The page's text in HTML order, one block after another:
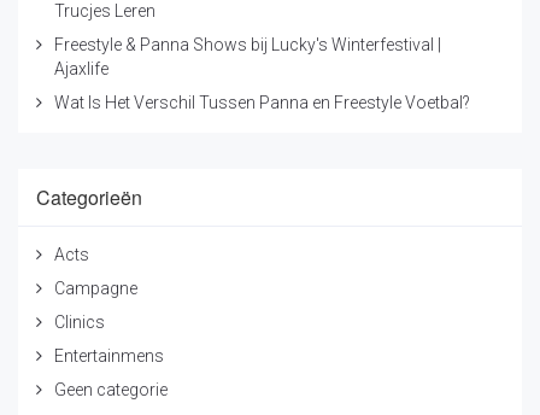
Trucjes Leren
Freestyle & Panna Shows bij Lucky's Winterfestival |
Ajaxlife
Wat Is Het Verschil Tussen Panna en Freestyle Voetbal?
Categorieën
Acts
Campagne
Clinics
Entertainmens
Geen categorie